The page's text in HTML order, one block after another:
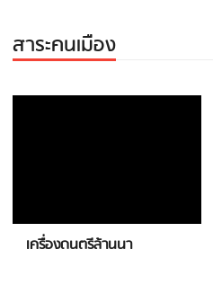
สาระคนเมือง
เครื่องดนตรีล้านนา